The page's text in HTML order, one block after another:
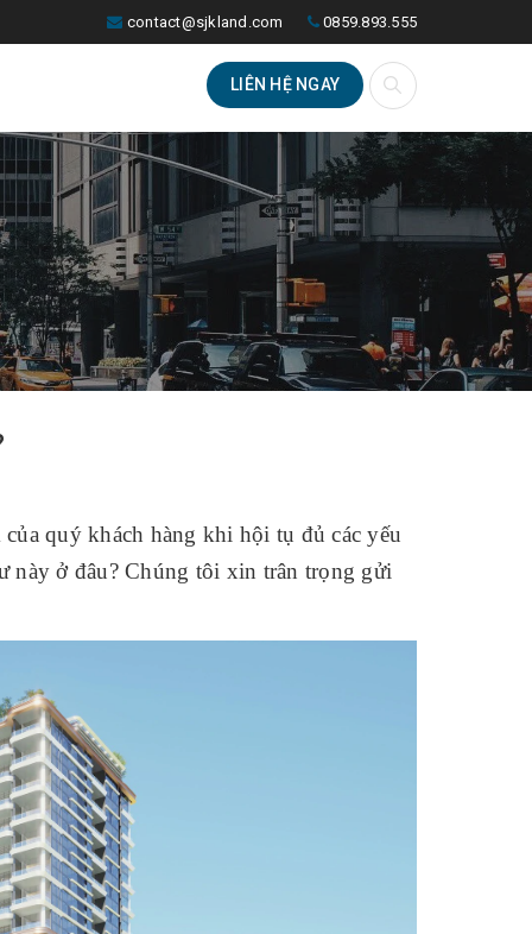
0859.893.555
contact@sjkland.com
LIÊN HỆ NGAY
quý khách hàng khi hội tụ đủ các yếu
này ở đâu? Chúng tôi xin trân trọng gửi